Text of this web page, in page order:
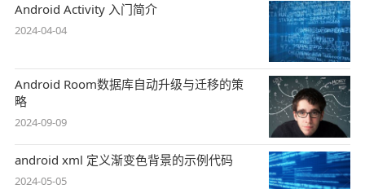
Android Activity 入门简介
2024-04-04
Android Room数据库自动升级与迁移的策
略
2024-09-09
android xml 定义渐变色背景的示例代码
2024-05-05